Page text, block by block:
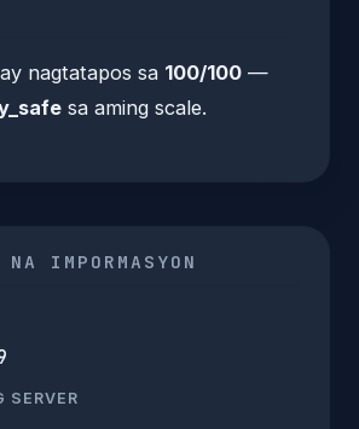
nagtatapos sa 100/100 —
sa aming scale.
IMPORMASYON
SERVER